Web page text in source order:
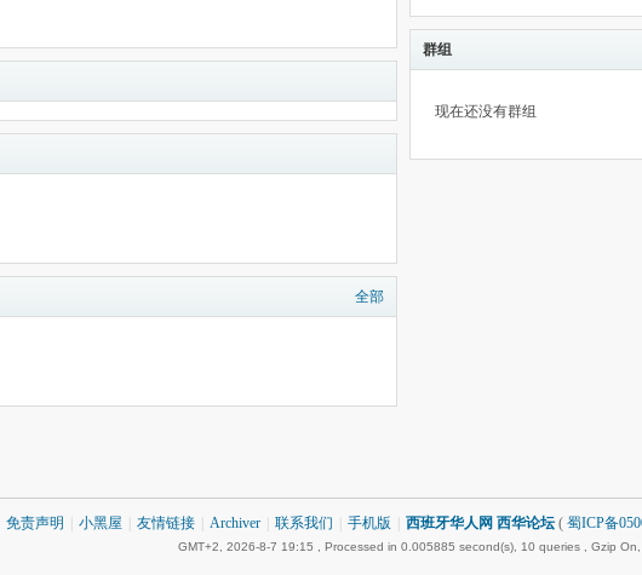
全部
群组
现在还没有群组
免责声明 小黑屋 友情链接 Archiver 联系我们 手机版 西班牙华人网 西华论坛 ( 蜀ICP备
GMT+2, 2026-8-7 19:15 , Processed in 0.005885 second(s), 10 queries , Gzip On,